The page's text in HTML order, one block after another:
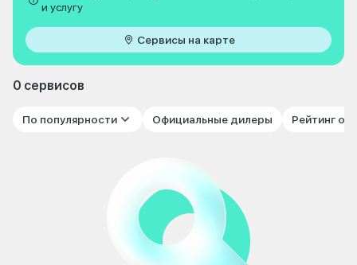
и услугу
Сервисы на карте
0 сервисов
По популярности Официальные дилеры Рейтинг